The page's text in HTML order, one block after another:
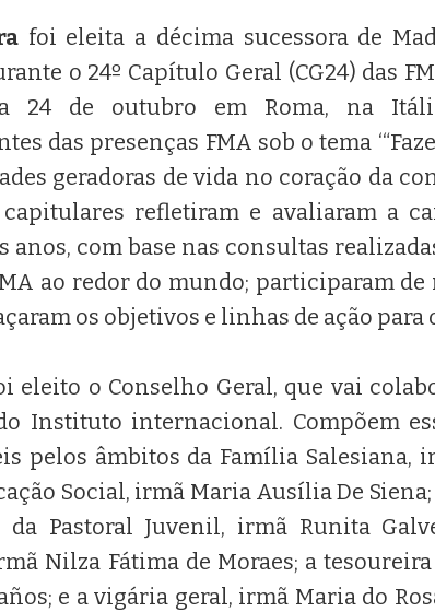
foi eleita a décima sucessora de
o 24º Capítulo Geral (CG24) das
24 de outubro em Roma, na
das presenças FMA sob o tema
geradoras de vida no coração da
capitulares refletiram e avaliaram a
anos, com base nas consultas
ao redor do mundo; participaram
os objetivos e linhas de ação
eleito o Conselho Geral, que vai
Instituto internacional. Compõem
pelos âmbitos da Família Salesiana,
Social, irmã Maria Ausília De
da Pastoral Juvenil, irmã Runita
Nilza Fátima de Moraes; a
e a vigária geral, irmã Maria do